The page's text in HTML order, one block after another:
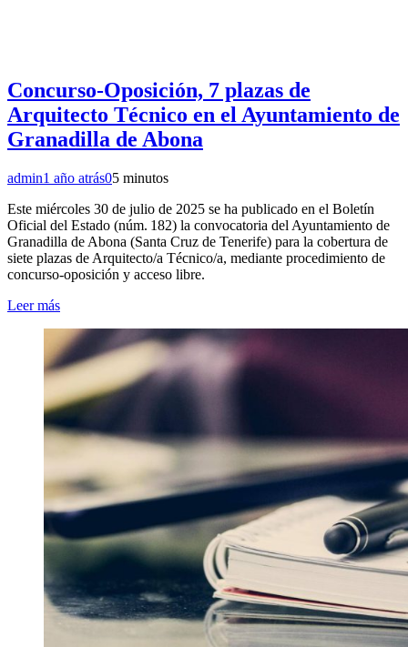
Concurso-Oposición, 7 plazas de
Arquitecto Técnico en el Ayuntamiento de
Granadilla de Abona
admin1 año atrás05 minutos
Este miércoles 30 de julio de 2025 se ha publicado en el Boletín
Oficial del Estado (núm. 182) la convocatoria del Ayuntamiento de
Granadilla de Abona (Santa Cruz de Tenerife) para la cobertura de
siete plazas de Arquitecto/a Técnico/a, mediante procedimiento de
concurso‑oposición y acceso libre.
Leer más